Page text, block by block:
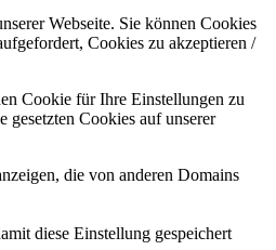
Webseite. Sie können Cookies
Cookies zu akzeptieren /
Cookie für Ihre Einstellungen zu
gesetzten Cookies auf unserer
die von anderen Domains
diese Einstellung gespeichert